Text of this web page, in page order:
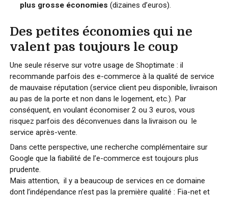
plus grosse économies (dizaines d’euros).
Des petites économies qui ne
valent pas toujours le coup
Une seule réserve sur votre usage de Shoptimate : il
recommande parfois des e-commerce à la qualité de service
de mauvaise réputation (service client peu disponible, livraison
au pas de la porte et non dans le logement, etc.). Par
conséquent, en voulant économiser 2 ou 3 euros, vous
risquez parfois des déconvenues dans la livraison ou le
service après-vente.
Dans cette perspective, une recherche complémentaire sur
Google que la fiabilité de l’e-commerce est toujours plus
prudente.
Mais attention, il y a beaucoup de services en ce domaine
dont l’indépendance n’est pas la première qualité : Fia-net et